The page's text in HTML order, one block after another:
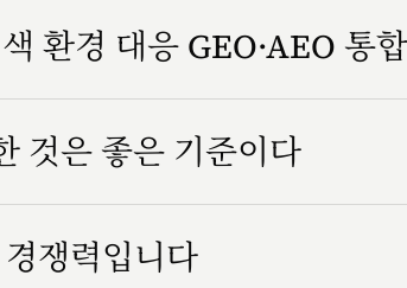
환경 대응 GEO·AEO 통
것은 좋은 기준이다
쟁력입니다